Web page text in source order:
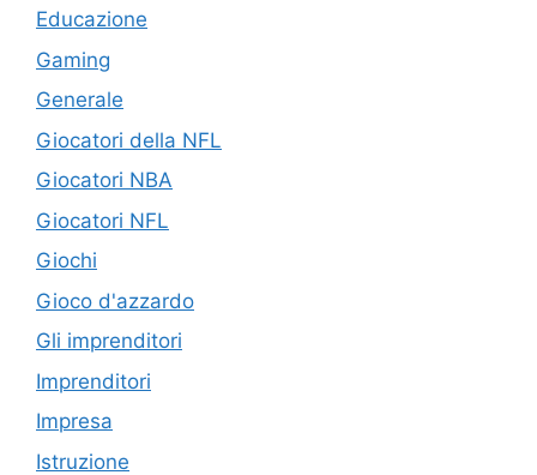
Educazione
Gaming
Generale
Giocatori della NFL
Giocatori NBA
Giocatori NFL
Giochi
Gioco d'azzardo
Gli imprenditori
Imprenditori
Impresa
Istruzione